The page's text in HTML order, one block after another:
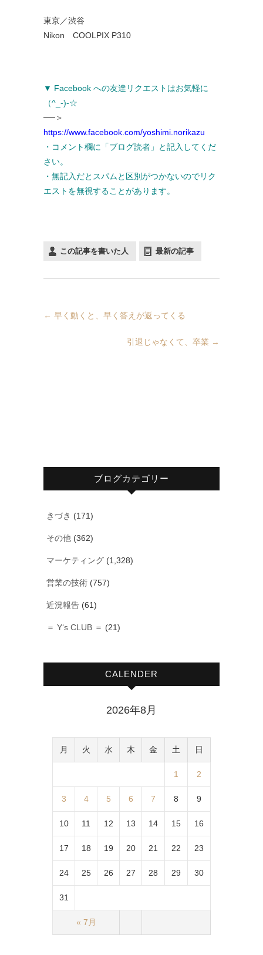
東京／渋谷
Nikon COOLPIX P310
▼ Facebook への友達リクエストはお気軽に
（^_-)-☆
──＞
https://www.facebook.com/yoshimi.norikazu
・コメント欄に「ブログ読者」と記入してくだ
さい。
・無記入だとスパムと区別がつかないのでリク
エストを無視することがあります。
この記事を書いた人 最新の記事
← 早く動くと、早く答えが返ってくる
引退じゃなくて、卒業 →
ブログカテゴリー
きづき (171)
その他 (362)
マーケティング (1,328)
営業の技術 (757)
近況報告 (61)
＝ Y‘s CLUB ＝ (21)
CALENDER
2026年8月
月 火 水 木 金 土 日
« 7月
1 2
3 4 5 6 7 8 9
10 11 12 13 14 15 16
17 18 19 20 21 22 23
24 25 26 27 28 29 30
31